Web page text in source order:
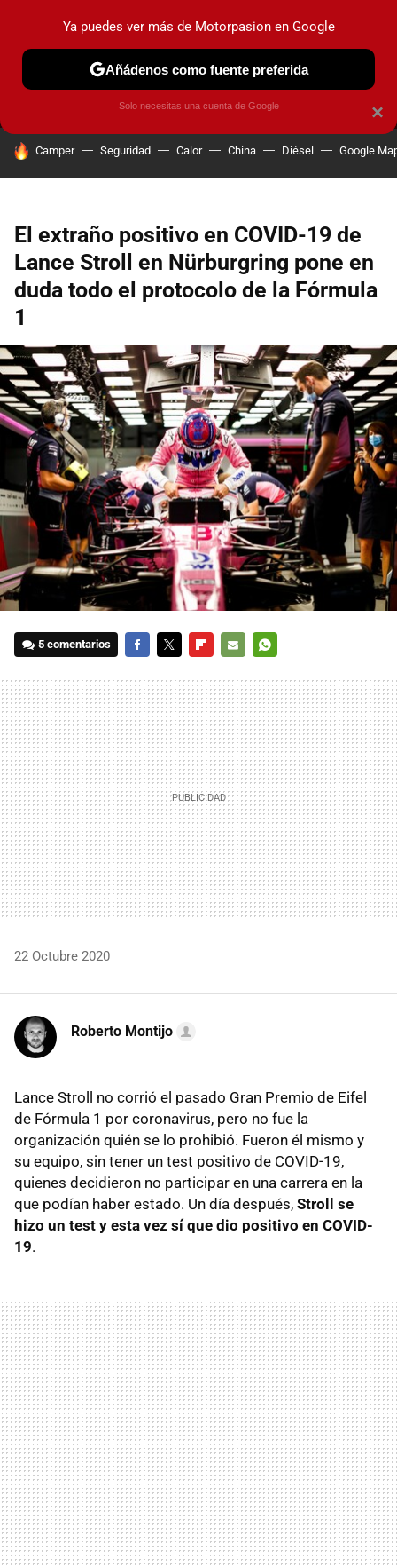
MENÚ NUEVO
COCHES ELÉCTRICOS OBSERVATORIO
HOY SE HABLA DE
Camper Seguridad Calor China Diésel Google
El extraño positivo en COVID-19 de
Lance Stroll en Nürburgring pone en
duda todo el protocolo de la Fórmula
1
5 comentarios
MAIL
22 Octubre 2020
Roberto Montijo
Lance Stroll no corrió el pasado Gran Premio de Eifel
de Fórmula 1 por coronavirus, pero no fue la
organización quién se lo prohibió. Fueron él mismo y
su equipo, sin tener un test positivo de COVID-19,
quienes decidieron no participar en una carrera en la
que podían haber estado. Un día después, Stroll se
hizo un test y esta vez sí que dio positivo en COVID-
19.
×
Ya puedes ver más de Motorpasion en Google
Añádenos como fuente preferida
Solo necesitas una cuenta de Google